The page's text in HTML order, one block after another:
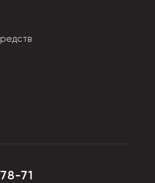
трикотажа. Чтобы они не
или резинки. Детские
тепла.
71